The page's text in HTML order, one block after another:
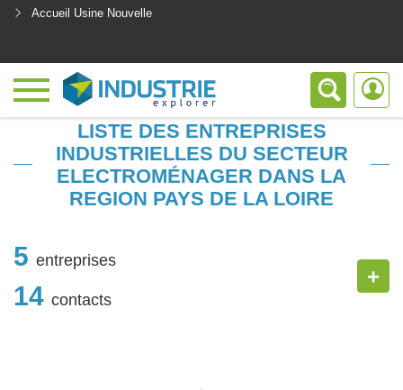
Accueil Usine Nouvelle
LISTE DES ENTREPRISES
INDUSTRIELLES DU SECTEUR
ELECTROMÉNAGER DANS LA
REGION PAYS DE LA LOIRE
5 entreprises
14 contacts
+